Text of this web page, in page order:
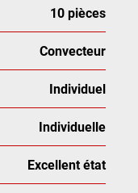
10 pièces
Convecteur
Individuel
Individuelle
Excellent état